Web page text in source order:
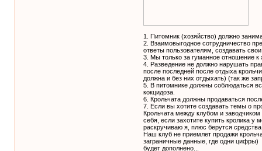
1. Питомник (хозяйство) должно
2. Взаимовыгодное сотрудничество
ответы пользователям, создавать
3. Мы только за гуманное отношение
4. Разведение не должно нарушать
после последней после отдыха
должна и без них отдыхать) (так же
5. В питомнике должны соблюдаться
кокцидоза.
6. Крольчата должны продаваться
7. Если вы хотите создавать темы о
Крольчата между клубом и
себя, если захотите купить кролика у
раскручиваю я, плюс берутся
Наш клуб не приемлет продажи
заграничные данные, где одни цифры)
будет дополнено...